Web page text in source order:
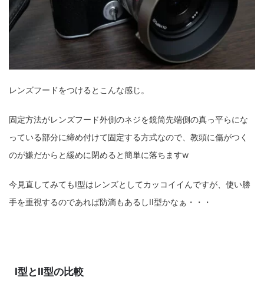
レンズフードをつけるとこんな感じ。
固定方法がレンズフード外側のネジを鏡筒先端側の真っ平らにな
っている部分に締め付けて固定する方式なので、教頭に傷がつく
のが嫌だからと緩めに閉めると簡単に落ちますw
今見直してみてもI型はレンズとしてカッコイイんですが、使い勝
手を重視するのであれば防滴もあるしII型かなぁ・・・
I型とII型の比較